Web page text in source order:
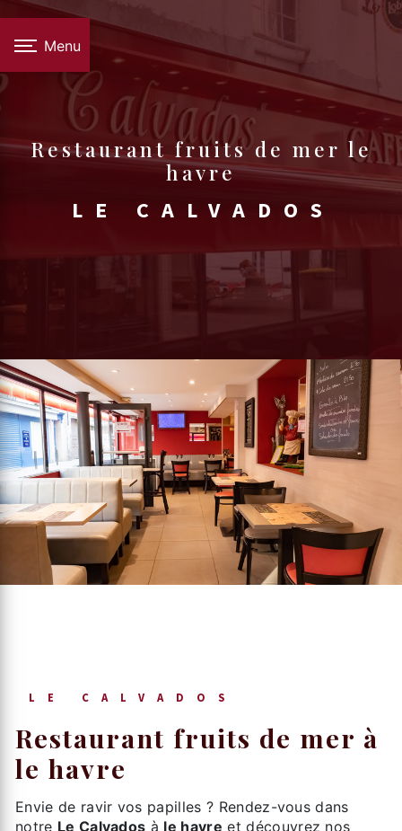
Menu
restaurant fruits de mer le
havre
LE CALVADOS
LE CALVADOS
restaurant fruits de mer à
le havre
Envie de ravir vos papilles ? Rendez-vous dans
notre Le Calvados à le havre et découvrez nos
Panneau de gestion des cookies